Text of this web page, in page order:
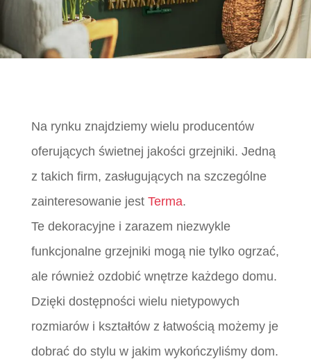
Na rynku znajdziemy wielu producentów
oferujących świetnej jakości grzejniki. Jedną
z takich firm, zasługujących na szczególne
zainteresowanie jest Terma.
Te dekoracyjne i zarazem niezwykle
funkcjonalne grzejniki mogą nie tylko ogrzać,
ale również ozdobić wnętrze każdego domu.
Dzięki dostępności wielu nietypowych
rozmiarów i kształtów z łatwością możemy je
dobrać do stylu w jakim wykończyliśmy dom.